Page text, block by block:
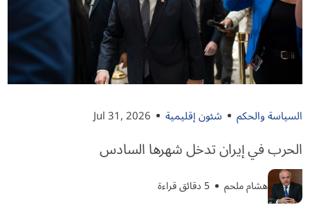
السياسة والحكم شئون إقليمية Jul 31, 2026
الحرب في إيران تدخل شهرها السادس
هشام ملحم 5 دقائق قراءة